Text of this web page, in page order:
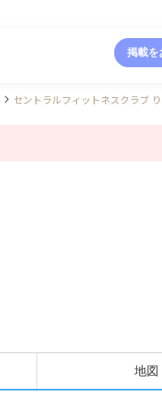
掲載を
セントラルフィットネスクラブ
地図